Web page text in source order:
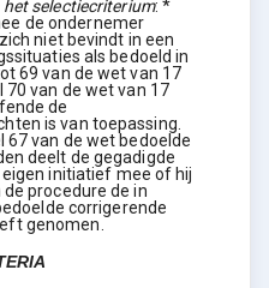
selectiecriterium:*
de ondernemer
niet bevindt in een
als bedoeld in
69 van de wet van 17
70 van de wet van 17
de
is van toepassing.
67 van de wet bedoelde
deelt de gegadigde
initiatief mee of hij
de procedure de in
corrigerende
genomen.